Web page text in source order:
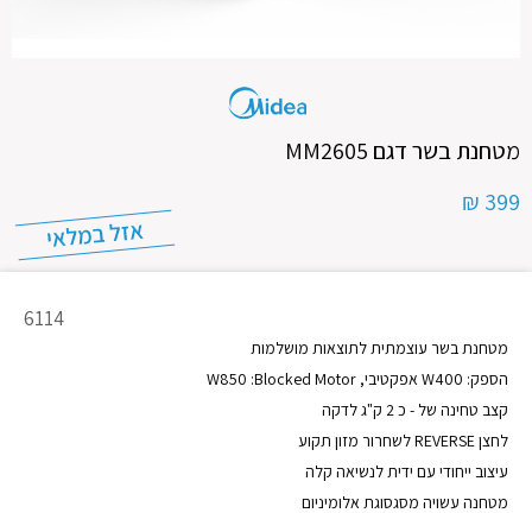
מטחנת בשר דגם MM2605
399 ₪
מק"ט
6114
מטחנת בשר עוצמתית לתוצאות מושלמות
הספק: W400 אפקטיבי, W850 :Blocked Motor
קצב טחינה של - כ 2 ק"ג לדקה
לחצן REVERSE לשחרור מזון תקוע
עיצוב ייחודי עם ידית לנשיאה קלה
מטחנה עשויה מסגסוגת אלומיניום